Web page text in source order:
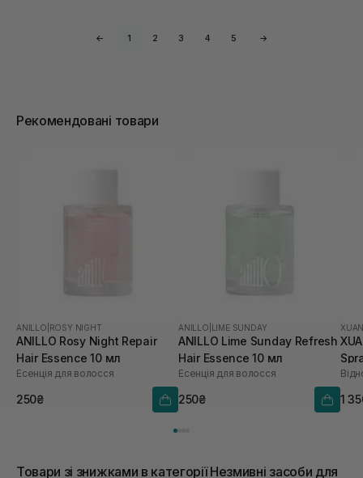
← 1 2 3 4 5 →
Рекомендовані товари
ANILLO ROSY NIGHT
ANILLO Rosy Night Repair
Hair Essence 10 мл
Есенція для волосся
250₴
ANILLO LIME SUNDAY
ANILLO Lime Sunday Refresh
Hair Essence 10 мл
Есенція для волосся
250₴ 1
Товари зі знижками в категорії Незмивні засоби для